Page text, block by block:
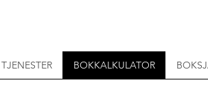
TJENESTER BOKKALKULATOR